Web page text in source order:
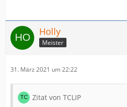
Holly
Meister
31. März 2021 um 22:22
Zitat von TCLIP